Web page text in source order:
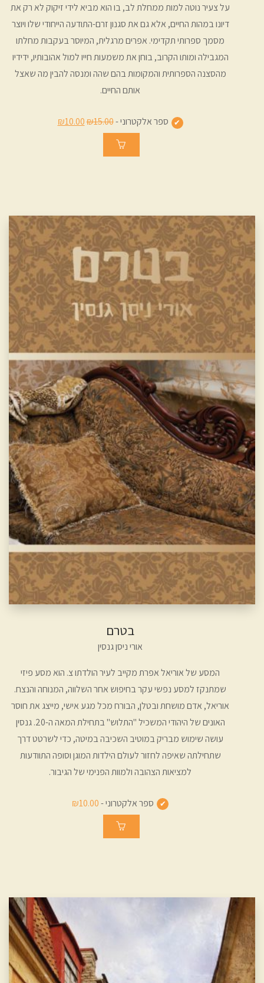
על צעיר נוטה למות ממחלת לב, בו הוא מביא לידי זיקוק לא רק את
דיונו במהות החיים, אלא גם את סגנון זרם-התודעה הייחודי שלו ויוצר
מסמך ספרותי תקדימי. אפרים מרגלית, המיוסר בעקבות מחלתו
המגבילה ומותו הקרוב, בוחן את משמעות חייו למול אהובותיו, ידידיו
מהסצנה הספרותית והמקומות בהם שהה ומנסה להבין מה שאצל
אותם החיים.
ספר אלקטרוני -₪15.00
₪10.00
בטרם
אורי ניסן גנסין
המסע של אוריאל אפרת מקייב לעיר הולדתו צ. הוא מסע פיזי
שמתנקז למסע נפשי עקר בחיפוש אחר השלווה, המנוחה והנצח.
אוריאל, אדם מושחת ובטלן, הבורח מכל מגע אישי, מייצג את חוסר
האונים של היהודי המשכיל "התלוש" בתחילת המאה ה-20. גנסין
עושה שימוש מבריק במוטיב השכיבה במיטה, כדי לשרטט דרך
שתחילתה שאיפה לחזור לעולם הילדות המוגן וסופה התוודעות
למציאות הצהובה ולמוות הפנימי של הגיבור.
ספר אלקטרוני -₪10.00